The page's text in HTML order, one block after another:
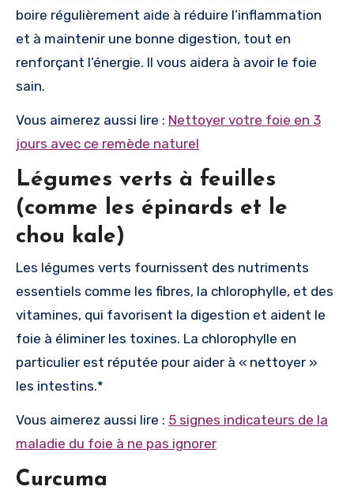
boire régulièrement aide à réduire l’inflammation
et à maintenir une bonne digestion, tout en
renforçant l’énergie. Il vous aidera à avoir le foie
sain.
Vous aimerez aussi lire : Nettoyer votre foie en 3
jours avec ce remède naturel
Légumes verts à feuilles
(comme les épinards et le
chou kale)
Les légumes verts fournissent des nutriments
essentiels comme les fibres, la chlorophylle, et des
vitamines, qui favorisent la digestion et aident le
foie à éliminer les toxines. La chlorophylle en
particulier est réputée pour aider à « nettoyer »
les intestins.*
Vous aimerez aussi lire : 5 signes indicateurs de la
maladie du foie à ne pas ignorer
Curcuma